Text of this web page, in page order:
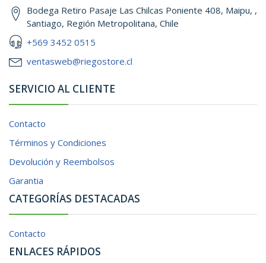
Bodega Retiro Pasaje Las Chilcas Poniente 408, Maipu, ,
Santiago, Región Metropolitana, Chile
+569 3452 0515
ventasweb@riegostore.cl
SERVICIO AL CLIENTE
Contacto
Términos y Condiciones
Devolución y Reembolsos
Garantia
CATEGORÍAS DESTACADAS
Contacto
ENLACES RÁPIDOS